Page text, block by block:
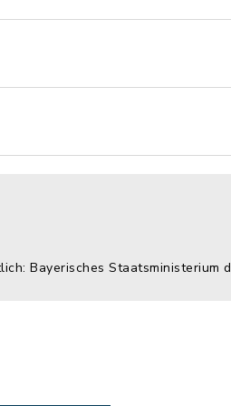
Bayerisches Staatsministerium